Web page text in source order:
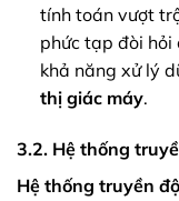
tính toán vượt
phức tạp đòi hỏi
khả năng xử lý
thị giác máy.
3.2. Hệ thống
Hệ thống truyền